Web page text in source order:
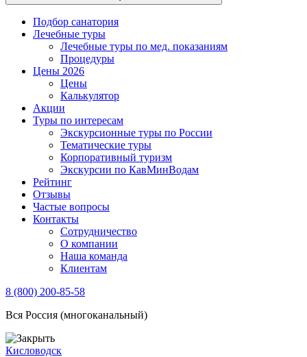
Подбор санатория
Лечебные туры
Лечебные туры по мед. показаниям
Процедуры
Цены 2026
Цены
Калькулятор
Акции
Туры по интересам
Экскурсионные туры по России
Тематические туры
Корпоративный туризм
Экскурсии по КавМинВодам
Рейтинг
Отзывы
Частые вопросы
Контакты
Сотрудничество
О компании
Наша команда
Клиентам
8 (800) 200-85-58
Вся Россия (многоканальный)
Кисловодск